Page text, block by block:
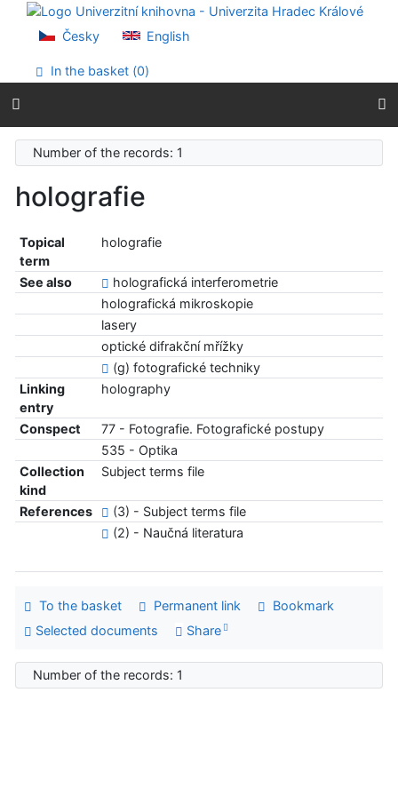
Go to content
Go to menu
Accessibility declaration
Česky English
In the basket (0)
Number of the records: 1
holografie
Topical
term
holografie
See also
holografická interferometrie
holografická mikroskopie
lasery
optické difrakční mřížky
(g) fotografické techniky
Linking
entry
holography
Conspect
77 - Fotografie. Fotografické postupy
535 - Optika
Collection
kind
Subject terms file
References
(3) - Subject terms file
(2) - Naučná literatura
To the basket Permanent link
Bookmark
Selected documents
Share
Number of the records: 1